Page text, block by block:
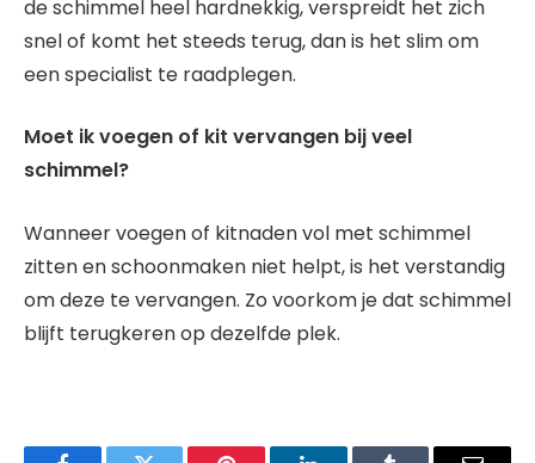
de schimmel heel hardnekkig, verspreidt het zich
snel of komt het steeds terug, dan is het slim om
een specialist te raadplegen.
Moet ik voegen of kit vervangen bij veel
schimmel?
Wanneer voegen of kitnaden vol met schimmel
zitten en schoonmaken niet helpt, is het verstandig
om deze te vervangen. Zo voorkom je dat schimmel
blijft terugkeren op dezelfde plek.